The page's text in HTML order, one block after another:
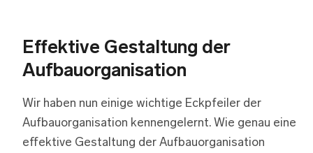
Effektive Gestaltung der
Aufbauorganisation
Wir haben nun einige wichtige Eckpfeiler der
Aufbauorganisation kennengelernt. Wie genau eine
effektive Gestaltung der Aufbauorganisation